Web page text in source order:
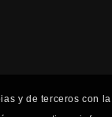
y de terceros con